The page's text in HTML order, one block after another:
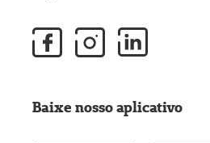
Baixe nosso aplicativo